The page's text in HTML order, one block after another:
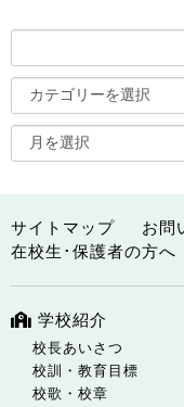
サイトマップ お問
在校生･保護者の方へ
学校紹介
校長あいさつ
校訓・教育目標
校歌・校章